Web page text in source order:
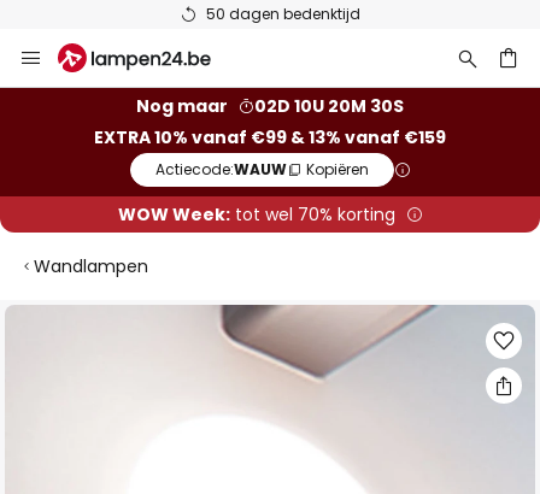
50 dagen bedenktijd
naar
Nog maar
02D 10U 20M 29S
EXTRA 10% vanaf €99 & 13% vanaf €159
Actiecode:WAUW Kopiëren
WOW Week:tot wel 70% korting
Wandlampen
Ga